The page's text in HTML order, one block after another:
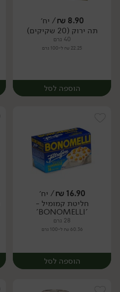
יח׳
8.90
₪/ יח׳
תה ירוק (20 שקיקים)
40 גרם
22.25 ₪ ל-100 גרם
הוספה לסל
יח׳
16.90
₪/ יח׳
חליטת קמומיל -
'BONOMELLI'
28 גרם
60.36 ₪ ל-100 גרם
הוספה לסל